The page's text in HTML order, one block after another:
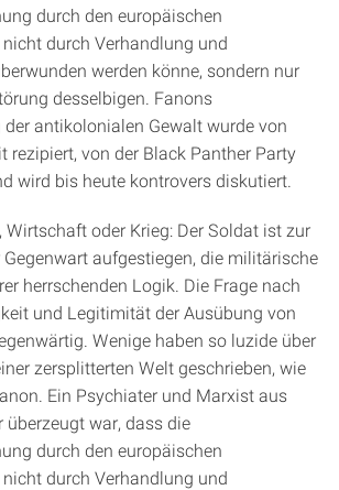
durch den europäischen
durch Verhandlung und
werden könne, sondern nur
desselbigen. Fanons
der antikolonialen Gewalt wurde von
rezipiert, von der Black Panther Party
wird bis heute kontrovers diskutiert.
Wirtschaft oder Krieg: Der Soldat ist zur
aufgestiegen, die militärische
herrschenden Logik. Die Frage nach
und Legitimität der Ausübung von
Wenige haben so luzide über
zersplitterten Welt geschrieben, wie
Ein Psychiater und Marxist aus
überzeugt war, dass die
durch den europäischen
durch Verhandlung und